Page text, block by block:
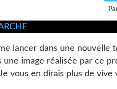
lancer dans une nouvelle
une image réalisée par ce
vous en dirais plus de vive